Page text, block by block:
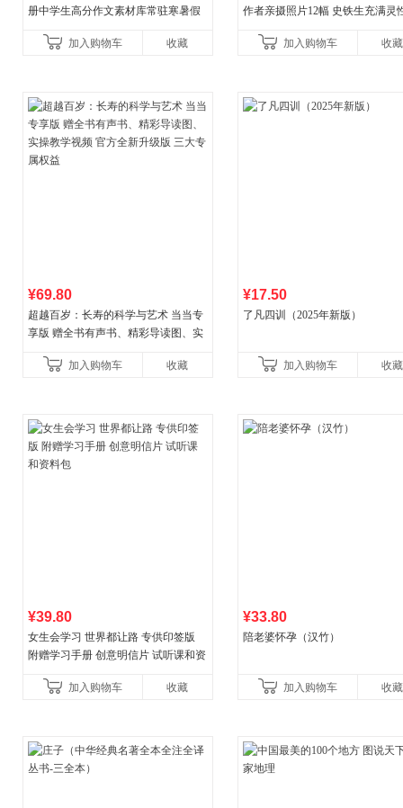
册中学生高分作文素材库常驻寒暑假
讲透西方思想史，哲学知
加入购物车 收藏
作者亲摄照片12幅 史铁生充满灵
加入购物车
收藏
¥69.80
超越百岁：长寿的科学与艺术 当当专
享版 赠全书有声书、精彩导读图、实
权益
加入购物车 收藏
¥17.50
了凡四训（2025年新版）
加入购物车 收藏
¥39.80
女生会学习 世界都让路 专供印签版
附赠学习手册 创意明信片 试听课和资
加入购物车
收藏
¥33.80
陪老婆怀孕（汉竹）
加入购物车 收藏